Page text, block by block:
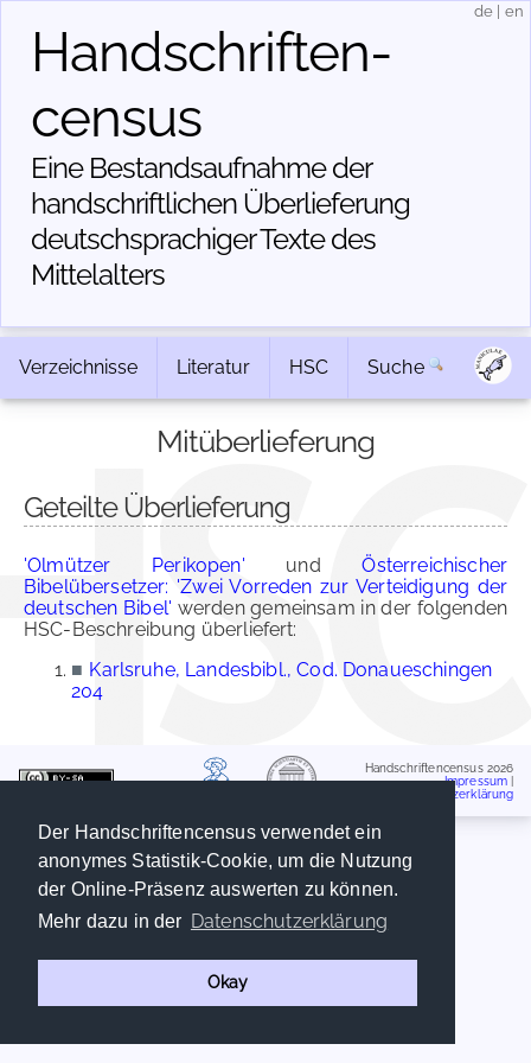
Der Handschriftencensus verwendet ein
anonymes Statistik-Cookie, um die Nutzung
der Online-Präsenz auswerten zu können.
Mehr dazu in der Datenschutzerklärung
Okay
Handschriften­
census
Eine Bestandsaufnahme der
handschriftlichen Über­lieferung
deutschsprachiger Texte des
Mittelalters
de en
Verzeichnisse Literatur HSC Suche
Mitüberlieferung
Geteilte Überlieferung
'Olmützer Perikopen' undÖsterreichischer
Bibelübersetzer: 'Zwei Vorreden zur Verteidigung der
deutschen Bibel' werden gemeinsam in der folgenden
HSC-Beschreibung überliefert:
■ Karlsruhe, Landesbibl., Cod. Donaueschingen
204
Handschriftencensus 2026
Impressum
Datenschutzerklärung